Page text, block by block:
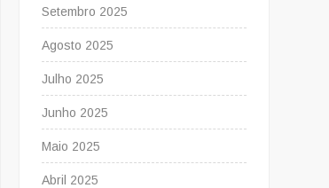
Setembro 2025
Agosto 2025
Julho 2025
Junho 2025
Maio 2025
Abril 2025